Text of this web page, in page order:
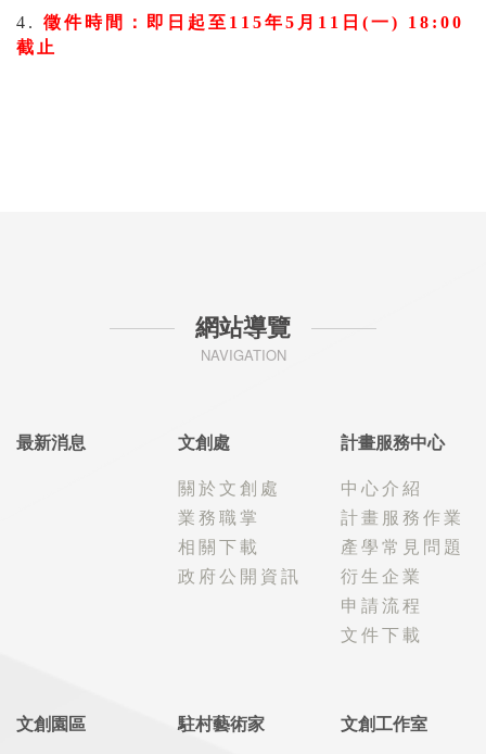
4. 徵件時間 ：
即日起至115年5月11日(一) 18:00
截止
網站導覽
NAVIGATION
最新消息
文創處
關於文創處
業務職掌
相關下載
政府公開資訊
計畫服務中心
中心介紹
計畫服務作業
產學常見問題
衍生企業
申請流程
文件下載
文創園區
駐村藝術家
文創工作室